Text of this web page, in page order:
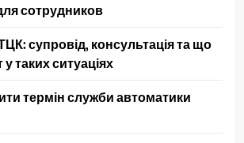
сотрудников
супровід, консультація та що
таких ситуаціях
термін служби автоматики